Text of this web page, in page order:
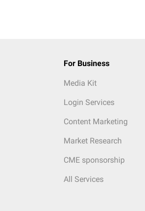
For Business
Media Kit
Login Services
Content Marketing
Market Research
CME sponsorship
All Services